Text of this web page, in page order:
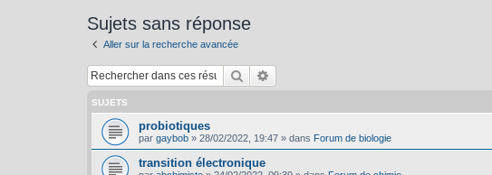
Sujets sans réponse
Aller sur la recherche avancée
Rechercher
SUJETS
probiotiques
par gaybob » 28/02/2022, 19:47 » dans Forum de biologie
transition électronique